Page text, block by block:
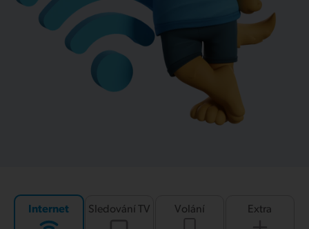
Internet Sledování TV Volání Extra